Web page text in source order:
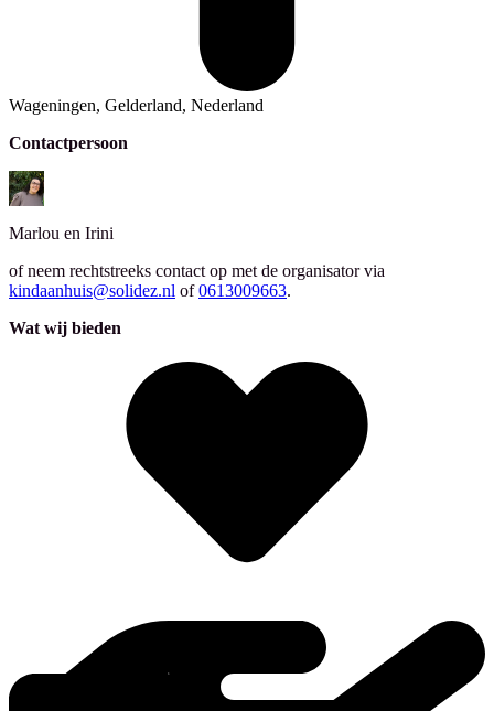
Wageningen, Gelderland, Nederland
Contactpersoon
Marlou en Irini
of neem rechtstreeks contact op met de organisator via
kindaanhuis@solidez.nl of 0613009663.
Wat wij bieden